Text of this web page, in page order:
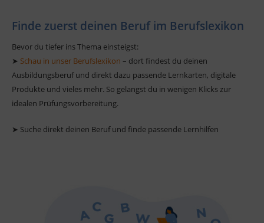
Finde zuerst deinen Beruf im Berufslexikon
Bevor du tiefer ins Thema einsteigst:
➤ Schau in unser Berufslexikon – dort findest du deinen
Ausbildungsberuf und direkt dazu passende Lernkarten, digitale
Produkte und vieles mehr. So gelangst du in wenigen Klicks zur
idealen Prüfungsvorbereitung.
➤ Suche direkt deinen Beruf und finde passende Lernhilfen